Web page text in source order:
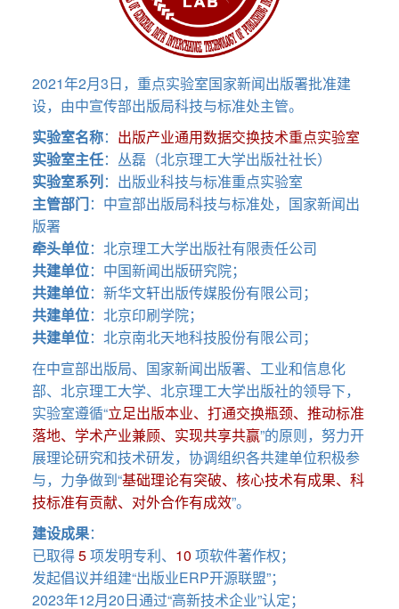
2021年2月3日，重点实验室国家新闻出版署批准建
设，由中宣传部出版局科技与标准处主管。
实验室名称： 出版产业通用数据交换技术重点实验室
实验室主任：丛磊（北京理工大学出版社社长）
实验室系列：出版业科技与标准重点实验室
主管部门：中宣部出版局科技与标准处，国家新闻出
版署
牵头单位：北京理工大学出版社有限责任公司
共建单位：中国新闻出版研究院；
共建单位：新华文轩出版传媒股份有限公司；
共建单位：北京印刷学院；
共建单位：北京南北天地科技股份有限公司；
在中宣部出版局、国家新闻出版署、工业和信息化
部、北京理工大学、北京理工大学出版社的领导下，
实验室遵循“立足出版本业、打通交换瓶颈、推动标准
落地、学术产业兼顾、实现共享共赢”的原则，努力开
展理论研究和技术研发，协调组织各共建单位积极参
与，力争做到“基础理论有突破、核心技术有成果、科
技标准有贡献、对外合作有成效”。
建设成果：
已取得5项发明专利、 10 项软件著作权；
发起倡议并组建“出版业ERP开源联盟”；
2023年12月20日通过“高新技术企业”认定；